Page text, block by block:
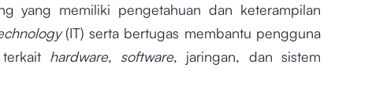
yang memiliki pengetahuan dan keterampilan
(IT) serta bertugas membantu pengguna
hardware, software, jaringan, dan sistem